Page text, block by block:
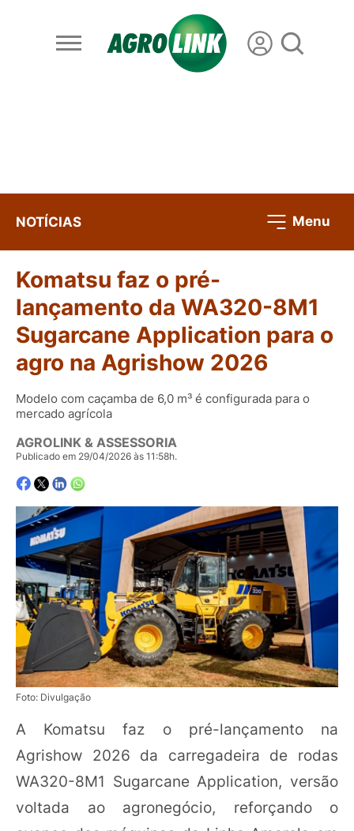
NOTÍCIAS Menu
Komatsu faz o pré-
lançamento da WA320-8M1
Sugarcane Application para o
agro na Agrishow 2026
Modelo com caçamba de 6,0 m³ é configurada para o
mercado agrícola
AGROLINK & ASSESSORIA
Publicado em 29/04/2026 às 11:58h.
Foto: Divulgação
A Komatsu faz o pré-lançamento na
Agrishow 2026 da carregadeira de rodas
WA320-8M1 Sugarcane Application, versão
voltada ao agronegócio, reforçando o